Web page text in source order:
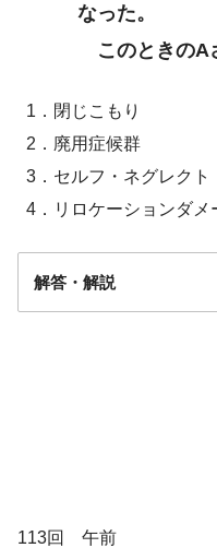
なった。
このときのA
1．閉じこもり
2．廃用症候群
3．セルフ・ネグレクト
4．リロケーションダメ
解答・解説
113回 午前